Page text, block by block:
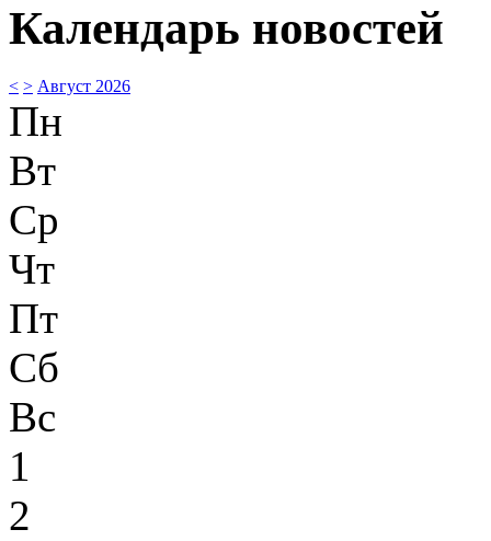
Календарь новостей
< > Август 2026
Пн
Вт
Ср
Чт
Пт
Сб
Вс
1
2